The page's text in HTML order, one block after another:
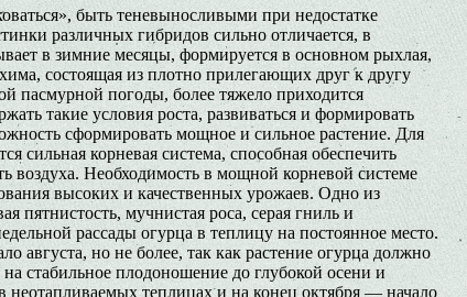
быть теневыносливыми при недостатке
различных гибридов сильно отличается, в
в зимние месяцы, формируется в основном рыхлая,
состоящая из плотно прилегающих друг к другу
пасмурной погоды, более тяжело приходится
такие условия роста, развиваться и формировать
сформировать мощное и сильное растение. Для
сильная корневая система, способная обеспечить
воздуха. Необходимость в мощной корневой системе
высоких и качественных урожаев. Одно из
пятнистость, мучнистая роса, серая гниль и
рассады огурца в теплицу на постоянное место.
но не более, так как растение огурца должно
стабильное плодоношение до глубокой осени и
неотапливаемых теплицах и на конец октября — начало